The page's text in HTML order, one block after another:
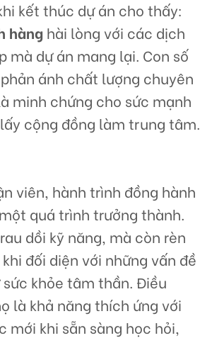
kết thúc dự án cho thấy:
hàng hài lòng với các dịch
mà dự án mang lại. Con số
ánh chất lượng chuyên
minh chứng cho sức mạnh
cộng đồng làm trung tâm.
viên, hành trình đồng hành
quá trình trưởng thành.
dồi kỹ năng, mà còn rèn
đối diện với những vấn đề
khỏe tâm thần. Điều
là khả năng thích ứng với
khi sẵn sàng học hỏi,